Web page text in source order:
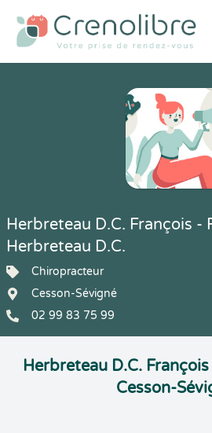
Herbreteau D.C. François -
Herbreteau D.C.
Chiropracteur
Cesson-Sévigné
02 99 83 75 99
Herbreteau D.C.
Cesson-